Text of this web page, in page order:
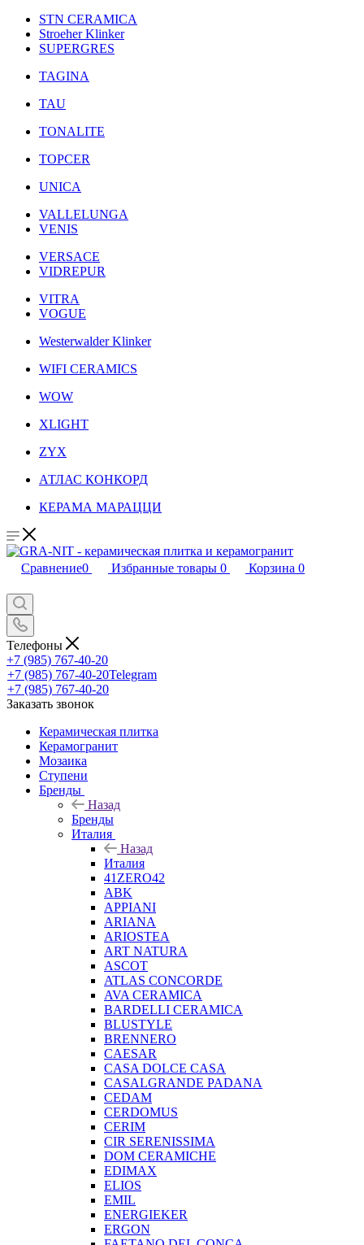
STN CERAMICA
Stroeher Klinker
SUPERGRES
TAGINA
TAU
TONALITE
TOPCER
UNICA
VALLELUNGA
VENIS
VERSACE
VIDREPUR
VITRA
VOGUE
Westerwalder Klinker
WIFI CERAMICS
WOW
XLIGHT
ZYX
АТЛАС КОНКОРД
КЕРАМА МАРАЦЦИ
Сравнение0 Избранные товары 0 Корзина 0
Телефоны
+7 (985) 767-40-20
+7 (985) 767-40-20Telegram
+7 (985) 767-40-20
Заказать звонок
Керамическая плитка
Керамогранит
Мозаика
Ступени
Бренды
Назад
Бренды
Италия
Назад
Италия
41ZERO42
ABK
APPIANI
ARIANA
ARIOSTEA
ART NATURA
ASCOT
ATLAS CONCORDE
AVA CERAMICA
BARDELLI CERAMICA
BLUSTYLE
BRENNERO
CAESAR
CASA DOLCE CASA
CASALGRANDE PADANA
CEDAM
CERDOMUS
CERIM
CIR SERENISSIMA
DOM CERAMICHE
EDIMAX
ELIOS
EMIL
ENERGIEKER
ERGON